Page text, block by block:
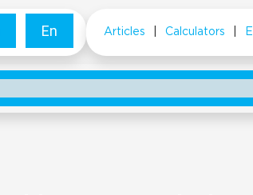
En Articles Calculators